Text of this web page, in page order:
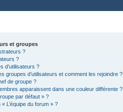
et groupes
?
?
d’utilisateurs ?
groupes d’utilisateurs et comment les rejoindre ?
de groupe ?
apparaissent dans une couleur différente ?
par défaut » ?
L’équipe du forum » ?